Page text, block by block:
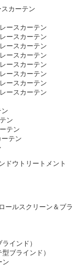
カーテン
ースカーテン
ースカーテン
ースカーテン
ースカーテン
ースカーテン
ースカーテン
ースカーテン
ースカーテン
ン
テン
テン
ドウトリートメント
ロールスクリーン＆ブラ
インド）
ブラインド）
ン